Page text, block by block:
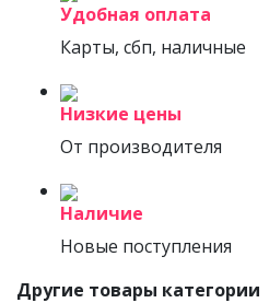
Удобная оплата
Карты, сбп, наличные
Низкие цены
От производителя
Наличие
Новые поступления
Другие товары категории